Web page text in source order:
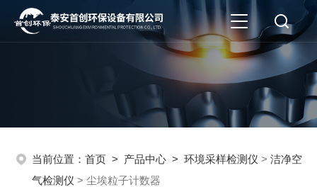
当前位置： 首页 > 产品中心 > 环境采样检测仪 > 洁净空
气检测仪 > 尘埃粒子计数器